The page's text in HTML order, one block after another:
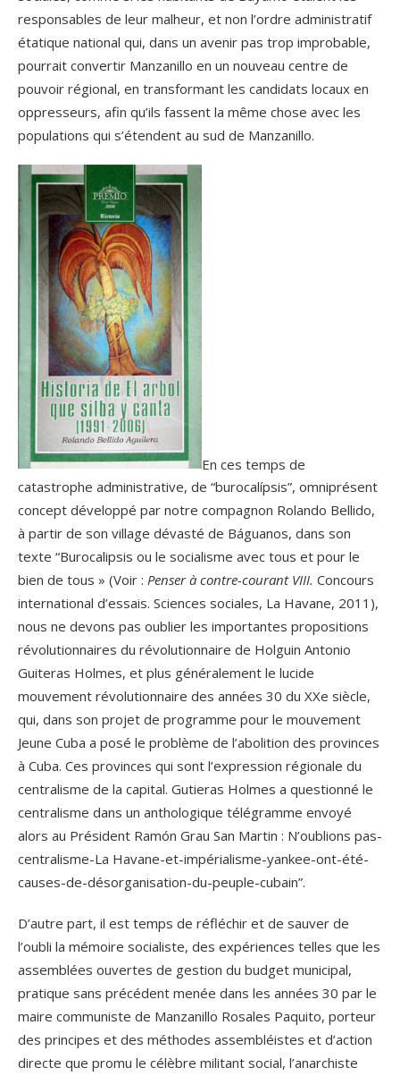
responsables de leur malheur, et non l’ordre administratif
étatique national qui, dans un avenir pas trop improbable,
pourrait convertir Manzanillo en un nouveau centre de
pouvoir régional, en transformant les candidats locaux en
oppresseurs, afin qu’ils fassent la même chose avec les
populations qui s’étendent au sud de Manzanillo.
En ces temps de
catastrophe administrative, de “burocalípsis”, omniprésent
concept développé par notre compagnon Rolando Bellido,
à partir de son village dévasté de Báguanos, dans son
texte “Burocalipsis ou le socialisme avec tous et pour le
bien de tous » (Voir : Penser à contre-courant VIII. Concours
international d’essais. Sciences sociales, La Havane, 2011),
nous ne devons pas oublier les importantes propositions
révolutionnaires du révolutionnaire de Holguin Antonio
Guiteras Holmes, et plus généralement le lucide
mouvement révolutionnaire des années 30 du XXe siècle,
qui, dans son projet de programme pour le mouvement
Jeune Cuba a posé le problème de l’abolition des provinces
à Cuba. Ces provinces qui sont l’expression régionale du
centralisme de la capital. Gutieras Holmes a questionné le
centralisme dans un anthologique télégramme envoyé
alors au Président Ramón Grau San Martin : N’oublions pas-
centralisme-La Havane-et-impérialisme-yankee-ont-été-
causes-de-désorganisation-du-peuple-cubain”.
D’autre part, il est temps de réfléchir et de sauver de
l’oubli la mémoire socialiste, des expériences telles que les
assemblées ouvertes de gestion du budget municipal,
pratique sans précédent menée dans les années 30 par le
maire communiste de Manzanillo Rosales Paquito, porteur
des principes et des méthodes assembléistes et d’action
directe que promu le célèbre militant social, l’anarchiste